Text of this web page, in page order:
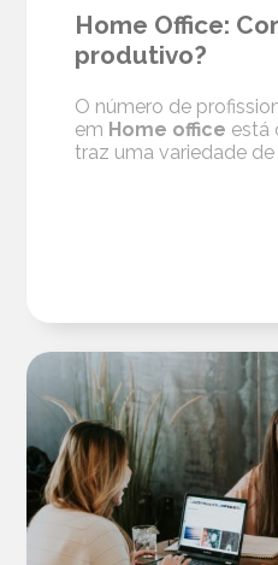
Home Office:
produtivo?
O número de
em Home office está
traz uma variedade